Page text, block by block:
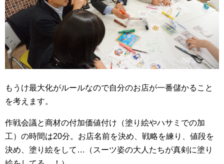
もうけ最大化がルールなので自分のお店が一番儲かること
を考えます。
作戦会議と商材の付加価値付け（塗り絵やハサミでの加
工）の時間は20分。お店名前を決め、戦略を練り、値段を
決め、塗り絵をして…（スーツ姿の大人たちが真剣に塗り